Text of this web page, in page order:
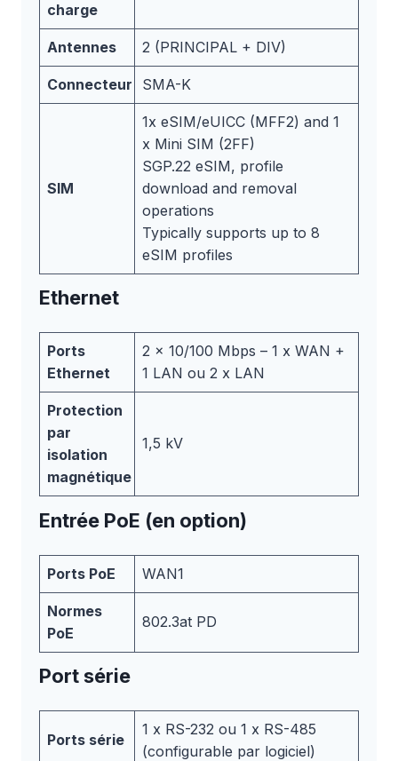
charge
Antennes 2 (PRINCIPAL + DIV)
Connecteur SMA-K
SIM
1x eSIM/eUICC (MFF2) and 1
x Mini SIM (2FF)
SGP.22 eSIM, profile
download and removal
operations
Typically supports up to 8
eSIM profiles
Ethernet
Ports
Ethernet
2 x 10/100 Mbps – 1 x WAN +
1 LAN ou 2 x LAN
Protection
par
isolation
magnétique
1,5 kV
Entrée PoE (en option)
Ports PoE WAN1
Normes
PoE
802.3at PD
Port série
Ports série
1 x RS-232 ou 1 x RS-485
(configurable par logiciel)